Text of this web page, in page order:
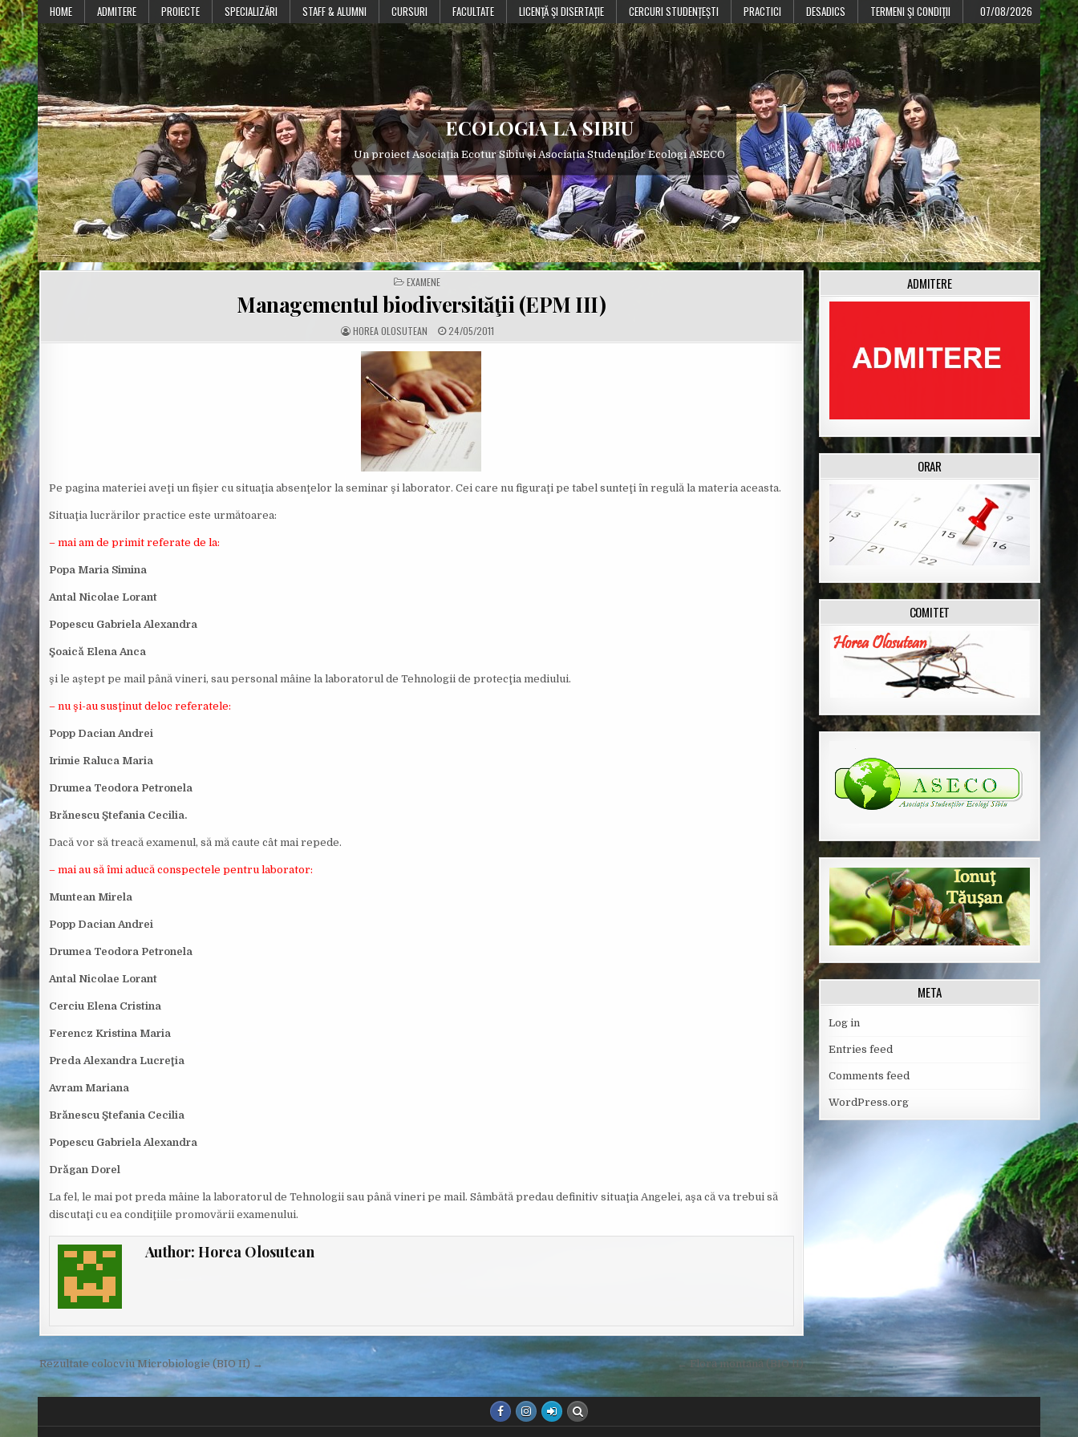
Skip
to
content
HOME ADMITERE PROIECTE SPECIALIZĂRI STAFF & ALUMNI CURSURI FACULTATE LICENŢĂ ŞI DISERTAŢIE CERCURI STUDENȚEȘTI PRACTICI DESADICS TERMENI ŞI CONDIŢII 07/08/2026
ECOLOGIA LA SIBIU
Un proiect Asociația Ecotur Sibiu și Asociația Studenților Ecologi ASECO
POSTED
IN
EXAMENE
Managementul biodiversităţii (EPM III)
A
U
HOREA OLOSUTEAN P
U
B
I
S
H
E
D
D
A
T
E
24/05/2011
Pe pagina materiei aveţi un fişier cu situaţia absenţelor la seminar şi laborator. Cei care nu figuraţi pe tabel sunteţi în regulă la materia aceasta.
Situaţia lucrărilor practice este următoarea:
– mai am de primit referate de la:
Popa Maria Simina
Antal Nicolae Lorant
Popescu Gabriela Alexandra
Şoaică Elena Anca
şi le aştept pe mail până vineri, sau personal mâine la laboratorul de Tehnologii de protecţia mediului.
– nu şi-au susţinut deloc referatele:
Popp Dacian Andrei
Irimie Raluca Maria
Drumea Teodora Petronela
Brănescu Ştefania Cecilia.
Dacă vor să treacă examenul, să mă caute cât mai repede.
– mai au să îmi aducă conspectele pentru laborator:
Muntean Mirela
Popp Dacian Andrei
Drumea Teodora Petronela
Antal Nicolae Lorant
Cerciu Elena Cristina
Ferencz Kristina Maria
Preda Alexandra Lucreţia
Avram Mariana
Brănescu Ştefania Cecilia
Popescu Gabriela Alexandra
Drăgan Dorel
La fel, le mai pot preda mâine la laboratorul de Tehnologii sau până vineri pe mail. Sâmbătă predau definitiv situaţia Angelei, aşa că va trebui să
discutaţi cu ea condiţiile promovării examenului.
Author: Horea Olosutean
Post
navigation
← Floră montană (BIO II)
Rezultate colocviu Microbiologie (BIO II) →
ADMITERE
ORAR
COMITET
META
Log in
Entries feed
Comments feed
WordPress.org